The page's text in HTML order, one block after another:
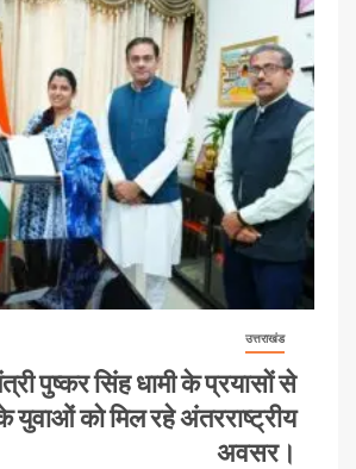
उत्तराखंड
पुष्कर सिंह धामी के प्रयासों से
युवाओं को मिल रहे अंतरराष्ट्रीय
अवसर।